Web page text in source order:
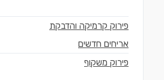
פירוק קרמיקה והדבקת
אריחים חדשים
פירוק משקוף